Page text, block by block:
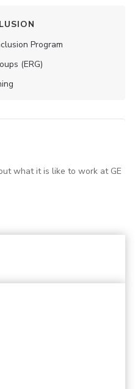
Program
(ERG)
what it is like to work at GE